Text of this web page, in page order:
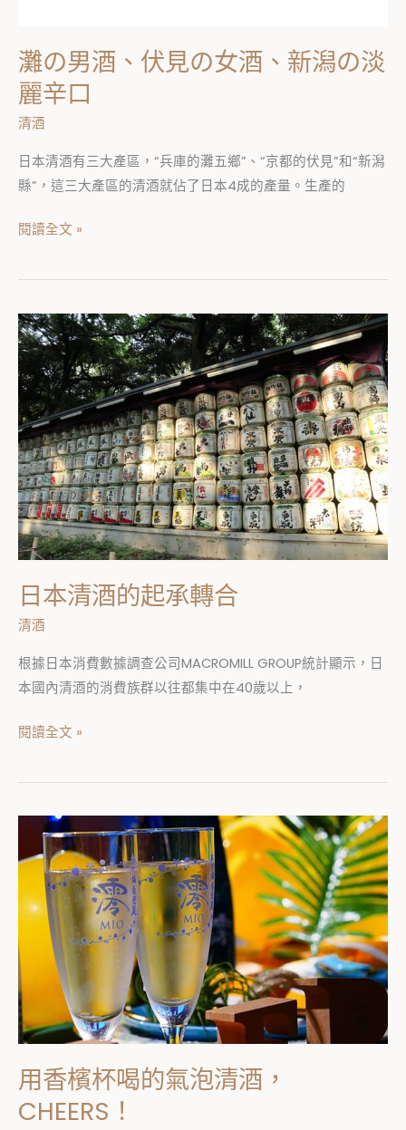
灘の男酒、伏見の女酒、新潟の淡
麗辛口
清酒
日本清酒有三大產區，“兵庫的灘五鄉”、“京都的伏見”和“新潟
縣”，這三大產區的清酒就佔了日本4成的產量。生產的
閱讀全文 »
日本清酒的起承轉合
清酒
根據日本消費數據調查公司MACROMILL GROUP統計顯示，日
本國內清酒的消費族群以往都集中在40歲以上，
日
本
清
酒
的
起
承
轉
合
閱讀全文 »
用香檳杯喝的氣泡清酒，
CHEERS！
杯
喝
的
氣
泡
清
酒，
CHEERS！